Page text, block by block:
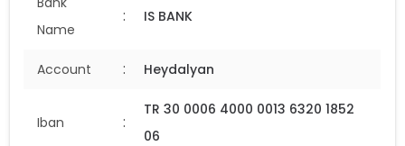
Name
: IS BANK
Account : Heydalyan
Iban :
TR 30 0006 4000 0013 6320 1852
06